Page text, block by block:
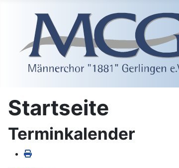
Startseite
Terminkalender